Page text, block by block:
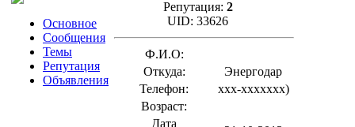
Основное
Сообщения
Темы
Репутация
Объявления
Репутация: 2
UID: 33626
Ф.И.О:
Откуда:
Энергодар
Телефон:
xxx-xxxxxxx)
Возраст:
Дата